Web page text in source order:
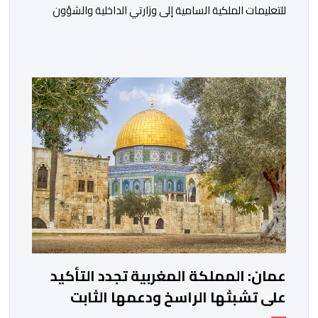
للتعليمات الملكية السامية إلى وزارتي الداخلية والشؤون
أن المملكة المغربية مستعدة للتنسيق مع شركائها الإسبان
والأوروبيين من أجل إعادة القاصرين غير المرفوقين. وأعرب
المصدر ذاته عن الأسف لكونه “في […]
عمان: المملكة المغربية تجدد التأكيد
على تشبثها الراسخ ودعمها الثابت